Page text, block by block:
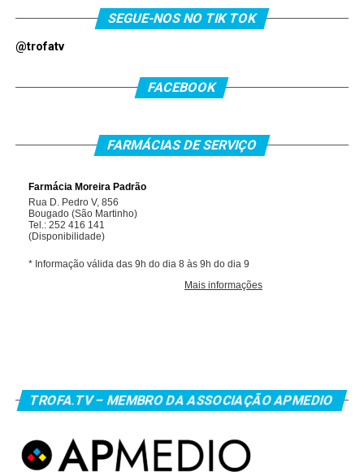
SEGUE-NOS NO TIK TOK
@trofatv
FACEBOOK
FARMÁCIAS DE SERVIÇO
TROFA.TV – MEMBRO DA ASSOCIAÇÃO APMEDIO